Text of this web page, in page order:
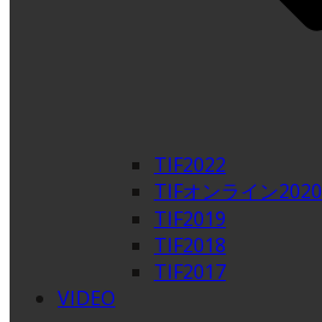
TIF2022
TIFオンライン2020
TIF2019
TIF2018
TIF2017
VIDEO